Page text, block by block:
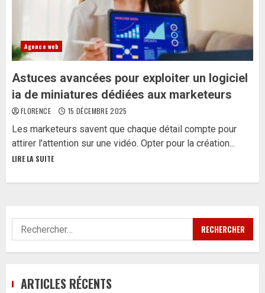
Agence web
Astuces avancées pour exploiter un logiciel
ia de miniatures dédiées aux marketeurs
FLORENCE 15 DÉCEMBRE 2025
Les marketeurs savent que chaque détail compte pour
attirer l’attention sur une vidéo. Opter pour la création...
LIRE LA SUITE
Rechercher :
ARTICLES RÉCENTS